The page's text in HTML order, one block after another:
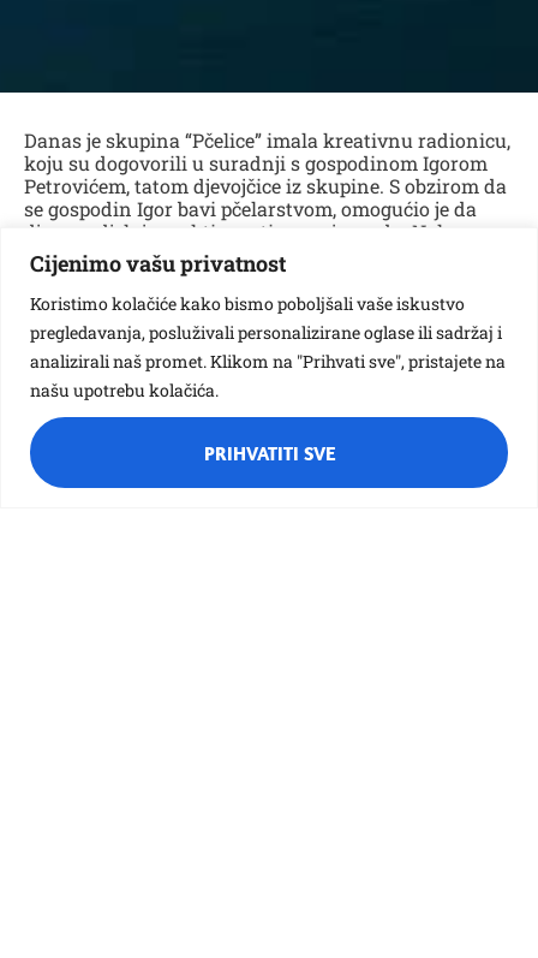
Cijenimo vašu privatnost
Koristimo kolačiće kako bismo poboljšali vaše iskustvo
pregledavanja, posluživali personalizirane oglase ili sadržaj i
analizirali naš promet. Klikom na "Prihvati sve", pristajete na
našu upotrebu kolačića.
PRIHVATITI SVE
Danas je skupina “Pčelice” imala kreativnu radionicu,
koju su dogovorili u suradnji s gospodinom Igorom
Petrovićem, tatom djevojčice iz skupine. S obzirom da
se gospodin Igor bavi pčelarstvom, omogućio je da
djeca sudjeluju u aktivnosti vrcanja meda. Nakon
zabavne i edukativne priče o važnosti pčela za nas i
svijet koji nas okružuje, krenuli su na spomenutu
aktivnost, gdje su djeca sudjelovala u cijelom procesu
vrcanja do finalnog proizvoda- preukusnog meda.
Osim što su puno toga novog naučili, super su se
zabavila, usput se i malo zasladila te su svi na poklon
dobili po teglicu meda.